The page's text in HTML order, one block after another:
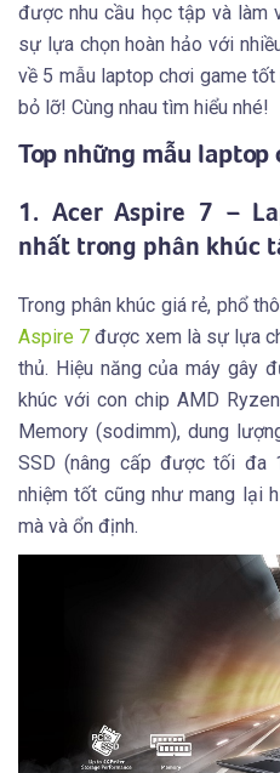
được nhu cầu học tập và làm
sự lựa chọn hoàn hảo với
về 5 mẫu laptop chơi game
bỏ lỡ! Cùng nhau tìm hiểu nhé!
Top những mẫu
1. Acer Aspire 7 –
nhất trong phân khúc
Trong phân khúc giá rẻ, phổ
Aspire 7 được xem là sự lựa
thủ. Hiệu năng của máy gây
khúc với con chip AMD
Memory (sodimm), dung
SSD (nâng cấp được tối đa
nhiệm tốt cũng như mang lại
mà và ổn định.